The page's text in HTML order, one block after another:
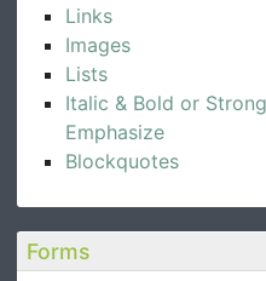
Links
Images
Lists
Italic & Bold or
Emphasize
Blockquotes
Forms